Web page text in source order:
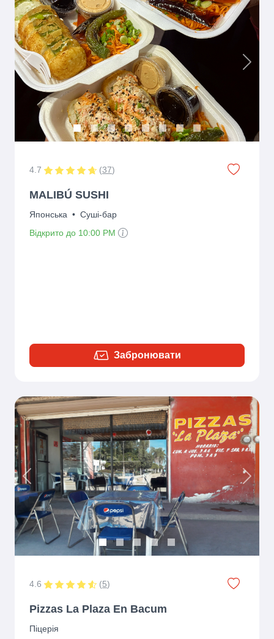
Previous Next
4.7 (37)
MALIBÚ SUSHI
Японська • Суші-бар
Відкрито до 10:00 PM
Забронювати
Previous Next
4.6 (5)
Pizzas La Plaza En Bacum
Піцерія